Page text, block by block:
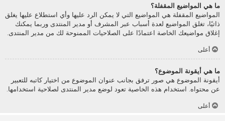
ما هي المواضيع المقفلة؟
المواضيع المقفلة هي المواضيع التي لا يمكن الرد عليها وأي استطلاع عليها يغلق
ذاتيًا، تغلق المواضيع لعدة أسباب عبر المشرف أو مدير المنتدى وربما يمكنك
إغلاق مواضيعك الخاصة اعتمادًا على الصلاحيات الممنوحة لك من مدير المنتدى.
أعلى
ما هي أيقونة الموضوع؟
أيقونة الموضوع هي صور ترفق بجانب عنوان الموضوع من اختيار كاتبه للتعبير
عن محتواه. استخدام هذه الخاصية تعود لوضع مدير المنتدى لصلاحية استخدامها.
أعلى